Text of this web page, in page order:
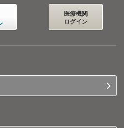
医療機関
ログイン